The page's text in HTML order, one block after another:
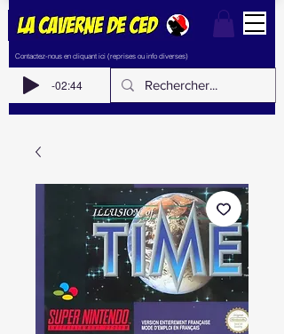
Contactez-nous en cliquant ici (reprises ou info diverses)
-02:44